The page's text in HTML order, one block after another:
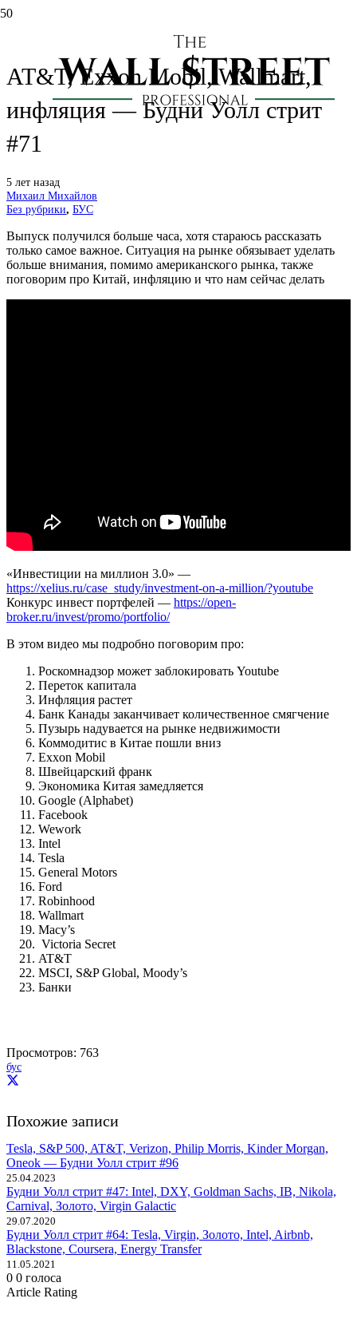
Tesla, Intel, Google, Facebook,
AT&T, Exxon Mobil, Wallmart,
инфляция — Будни Уолл стрит
#71
5 лет назад
Михаил Михайлов
Без рубрики, БУС
Выпуск получился больше часа, хотя стараюсь рассказать
только самое важное. Ситуация на рынке обязывает уделать
больше внимания, помимо американского рынка, также
поговорим про Китай, инфляцию и что нам сейчас делать
«Инвестиции на миллион 3.0» —
https://xelius.ru/case_study/investment-on-a-million/?youtube
Конкурс инвест портфелей — https://open-
broker.ru/invest/promo/portfolio/
В этом видео мы подробно поговорим про:
Роскомнадзор может заблокировать Youtube
Переток капитала
Инфляция растет
Банк Канады заканчивает количественное смягчение
Пузырь надувается на рынке недвижимости
Коммодитис в Китае пошли вниз
Exxon Mobil
Швейцарский франк
Экономика Китая замедляется
Google (Alphabet)
Facebook
Wework
Intel
Tesla
General Motors
Ford
Robinhood
Wallmart
Macy’s
Victoria Secret
AT&T
MSCI, S&P Global, Moody’s
Банки
Просмотров: 763
бус
Похожие записи
Tesla, S&P 500, AT&T, Verizon, Philip Morris, Kinder Morgan,
Oneok — Будни Уолл стрит #96
25.04.2023
Будни Уолл стрит #47: Intel, DXY, Goldman Sachs, IB, Nikola,
Carnival, Золото, Virgin Galactic
29.07.2020
Будни Уолл стрит #64: Tesla, Virgin, Золото, Intel, Airbnb,
Blackstone, Coursera, Energy Transfer
11.05.2021
0 0 голоса
Article Rating